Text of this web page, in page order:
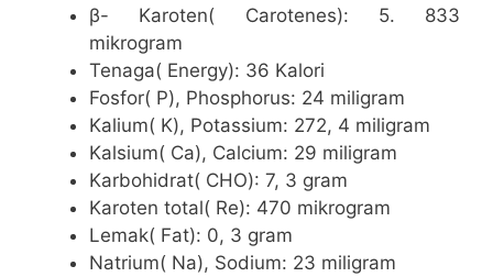
β- Karoten( Carotenes): 5. 833
mikrogram
Tenaga( Energy): 36 Kalori
Fosfor( P), Phosphorus: 24 miligram
Kalium( K), Potassium: 272, 4 miligram
Kalsium( Ca), Calcium: 29 miligram
Karbohidrat( CHO): 7, 3 gram
Karoten total( Re): 470 mikrogram
Lemak( Fat): 0, 3 gram
Natrium( Na), Sodium: 23 miligram